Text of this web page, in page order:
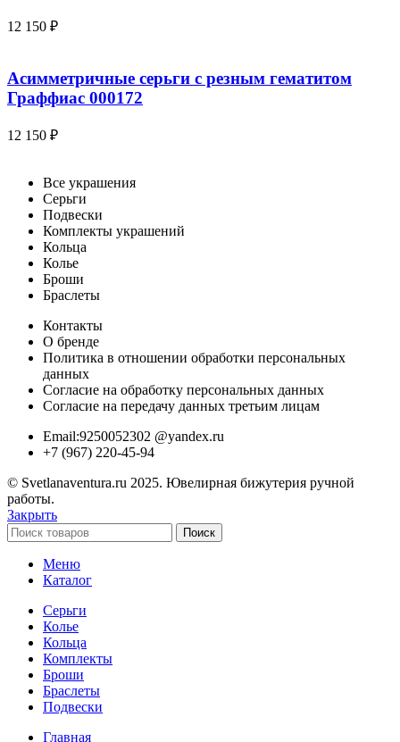
12 150 ₽
Асимметричные серьги с резным гематитом
Граффиас 000172
12 150 ₽
Все украшения
Серьги
Подвески
Комплекты украшений
Кольца
Колье
Броши
Браслеты
Контакты
О бренде
Политика в отношении обработки персональных
данных
Согласие на обработку персональных данных
Согласие на передачу данных третьим лицам
Email:9250052302 @yandex.ru
+7 (967) 220-45-94
© Svetlanaventura.ru 2025. Ювелирная бижутерия ручной
работы.
Закрыть
Поиск
Меню
Каталог
Серьги
Колье
Кольца
Комплекты
Броши
Браслеты
Подвески
Главная